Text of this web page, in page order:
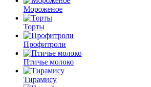
Мороженое
Торты
Профитроли
Птичье молоко
Тирамису